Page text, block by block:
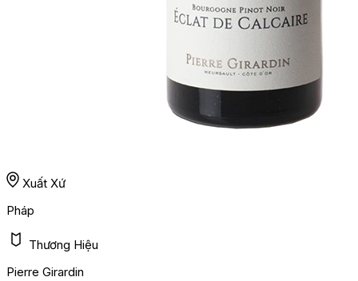
Xuất Xứ
Pháp
Thương Hiệu
Pierre Girardin